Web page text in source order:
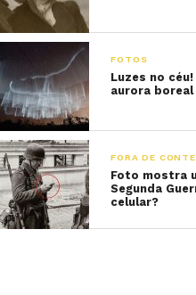
FOTOS
Luzes no
aurora
FORA DE
Foto mostra
Segunda
celular?